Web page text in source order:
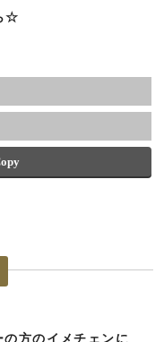
☆
方のイメチェンに